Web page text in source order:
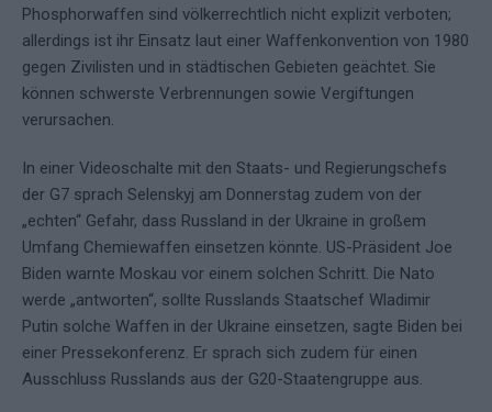
Phosphorwaffen sind völkerrechtlich nicht explizit verboten;
allerdings ist ihr Einsatz laut einer Waffenkonvention von 1980
gegen Zivilisten und in städtischen Gebieten geächtet. Sie
können schwerste Verbrennungen sowie Vergiftungen
verursachen.
In einer Videoschalte mit den Staats- und Regierungschefs
der G7 sprach Selenskyj am Donnerstag zudem von der
„echten“ Gefahr, dass Russland in der Ukraine in großem
Umfang Chemiewaffen einsetzen könnte. US-Präsident Joe
Biden warnte Moskau vor einem solchen Schritt. Die Nato
werde „antworten“, sollte Russlands Staatschef Wladimir
Putin solche Waffen in der Ukraine einsetzen, sagte Biden bei
einer Pressekonferenz. Er sprach sich zudem für einen
Ausschluss Russlands aus der G20-Staatengruppe aus.